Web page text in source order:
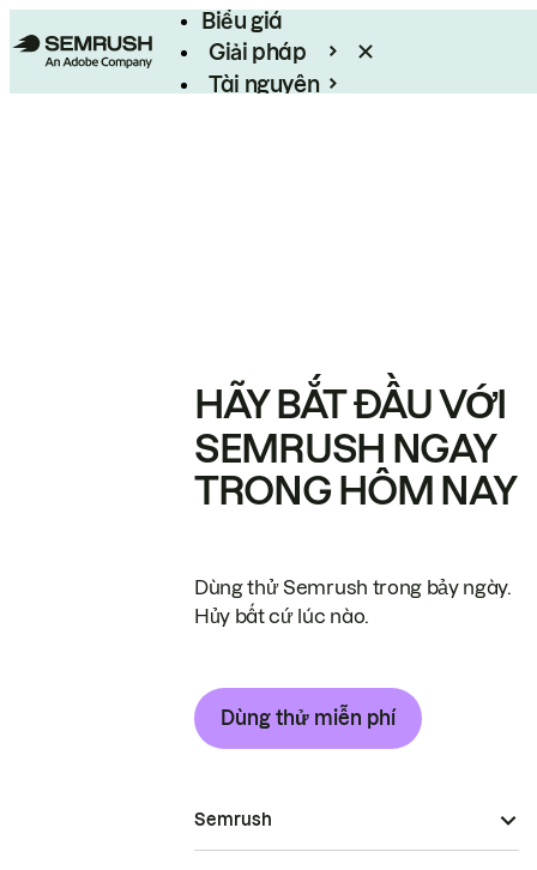
Biểu giá
Giải pháp
Tài nguyên
HÃY BẮT ĐẦU VỚI
SEMRUSH NGAY
TRONG HÔM NAY
Dùng thử Semrush trong bảy ngày.
Hủy bất cứ lúc nào.
Dùng thử miễn phí
Semrush